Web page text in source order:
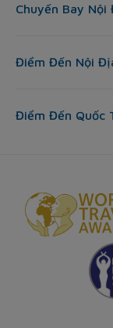
Chuyến Bay Nội
Điểm Đến Nội
Điểm Đến Quốc